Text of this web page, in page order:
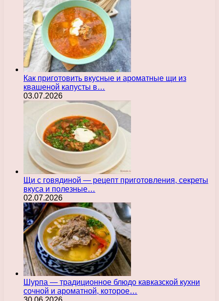
Как приготовить вкусные и ароматные щи из
квашеной капусты в…
03.07.2026
Щи с говядиной — рецепт приготовления, секреты
вкуса и полезные…
02.07.2026
Шурпа — традиционное блюдо кавказской кухни
сочной и ароматной, которое…